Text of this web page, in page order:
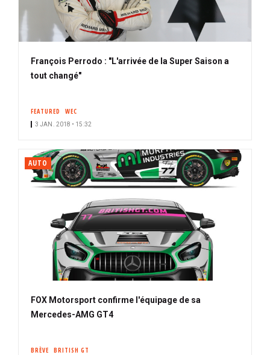
François Perrodo : "L'arrivée de la Super Saison a
tout changé"
FEATURED WEC
3 JAN. 2018 • 15:32
AUTO
FOX Motorsport confirme l'équipage de sa
Mercedes-AMG GT4
BRÈVE BRITISH GT